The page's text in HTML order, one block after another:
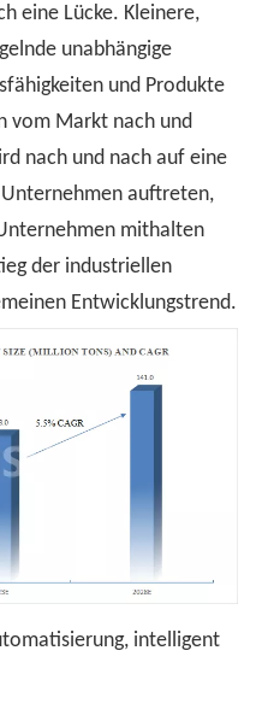
eine Lücke. Kleinere,
unabhängige
und Produkte
vom Markt nach und
nach und nach auf eine
auftreten,
mithalten
der industriellen
Entwicklungstrend.
intelligent